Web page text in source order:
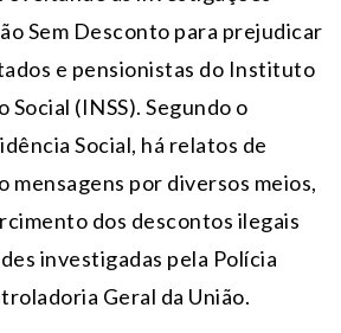
Sem Desconto para prejudicar
e pensionistas do Instituto
Social (INSS). Segundo o
Social, há relatos de
mensagens por diversos meios,
dos descontos ilegais
investigadas pela Polícia
Geral da União.